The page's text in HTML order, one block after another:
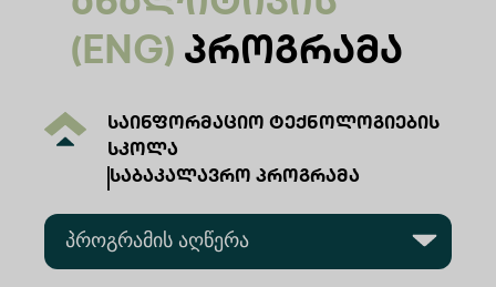
(ENG) Პროგრამა
საინფორმაციო ტექნოლოგიების
სკოლა
საბაკალავრო პროგრამა
პროგრამის აღწერა